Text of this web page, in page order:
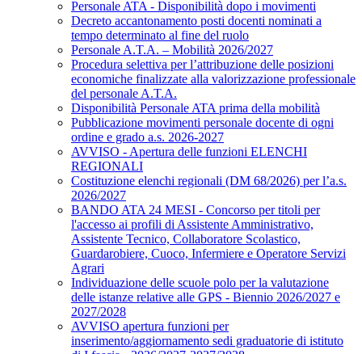
Personale ATA - Disponibilità dopo i movimenti
Decreto accantonamento posti docenti nominati a
tempo determinato al fine del ruolo
Personale A.T.A. – Mobilità 2026/2027
Procedura selettiva per l’attribuzione delle posizioni
economiche finalizzate alla valorizzazione professionale
del personale A.T.A.
Disponibilità Personale ATA prima della mobilità
Pubblicazione movimenti personale docente di ogni
ordine e grado a.s. 2026-2027
AVVISO - Apertura delle funzioni ELENCHI
REGIONALI
Costituzione elenchi regionali (DM 68/2026) per l’a.s.
2026/2027
BANDO ATA 24 MESI - Concorso per titoli per
l'accesso ai profili di Assistente Amministrativo,
Assistente Tecnico, Collaboratore Scolastico,
Guardarobiere, Cuoco, Infermiere e Operatore Servizi
Agrari
Individuazione delle scuole polo per la valutazione
delle istanze relative alle GPS - Biennio 2026/2027 e
2027/2028
AVVISO apertura funzioni per
inserimento/aggiornamento sedi graduatorie di istituto